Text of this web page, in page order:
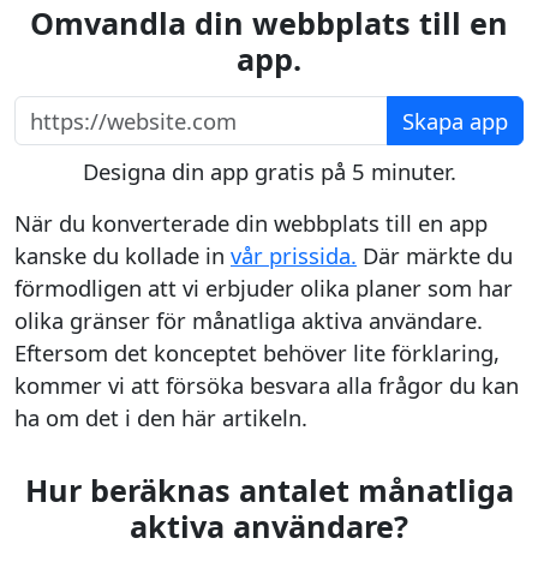
Omvandla din webbplats till en
app.
https://website.com
Skapa app
Designa din app gratis på 5 minuter.
När du konverterade din webbplats till en app
kanske du kollade in vår prissida. Där märkte du
förmodligen att vi erbjuder olika planer som har
olika gränser för månatliga aktiva användare.
Eftersom det konceptet behöver lite förklaring,
kommer vi att försöka besvara alla frågor du kan
ha om det i den här artikeln.
Hur beräknas antalet månatliga
aktiva användare?